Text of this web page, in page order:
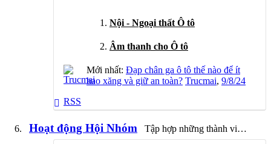
Nội - Ngoại thất Ô tô
Âm thanh cho Ô tô
Mới nhất: Đạp chân ga ô tô thế nào để ít
hao xăng và giữ an toàn? Trucmai, 9/8/24
RSS
Hoạt động Hội Nhóm Tập hợp những thành viên có cùng sở thích, thú vui đi kèm với Caravan. Hãy